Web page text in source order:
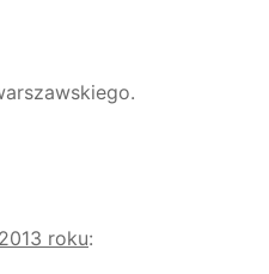
roku: